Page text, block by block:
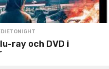
ray och DVD i